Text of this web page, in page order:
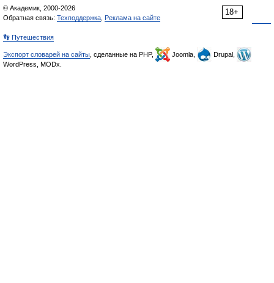
18+
© Академик, 2000-2026
Обратная связь: Техподдержка Реклама на сайте
👣 Путешествия
Экспорт словарей на сайты , сделанные на PHP, Joomla,
Drupal,
WordPress, MODx.